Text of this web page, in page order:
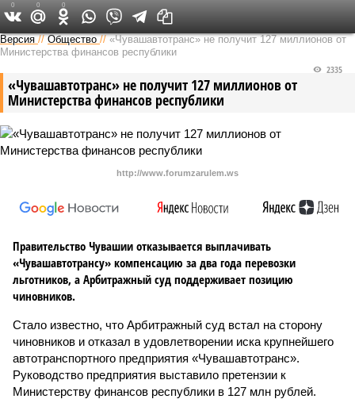
Версия в Чувашии
Версия //Общество //«Чувашавтотранс» не получит 127 миллионов от
Министерства финансов республики
«Чувашавтотранс» не получит 127 миллионов от
Министерства финансов республики
2335
http://www.forumzarulem.ws
Правительство Чувашии отказывается выплачивать
«Чувашавтотрансу» компенсацию за два года перевозки
льготников, а Арбитражный суд поддерживает позицию
чиновников.
Стало известно, что Арбитражный суд встал на сторону
чиновников и отказал в удовлетворении иска крупнейшего
автотранспортного предприятия «Чувашавтотранс».
Руководство предприятия выставило претензии к
Министерству финансов республики в 127 млн рублей.
0 0 0